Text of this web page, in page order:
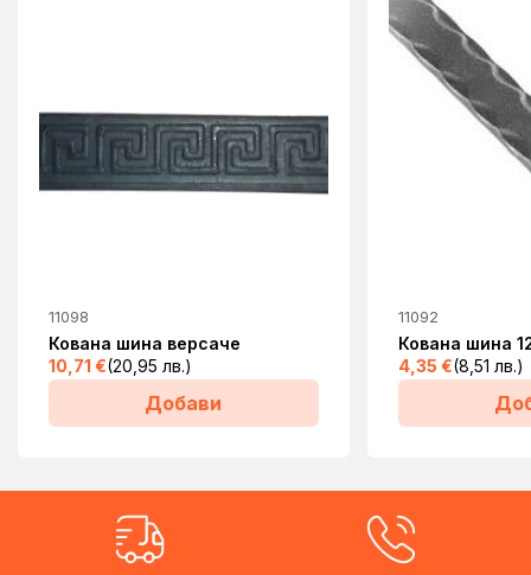
11098
Кована шина версаче
10,71 €(20,95 лв.)
Добави
11092
Кована шина
4,35 €(8,51 лв.)